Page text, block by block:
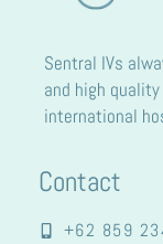
Sentral IVs
and high
international
Contact
+62 859